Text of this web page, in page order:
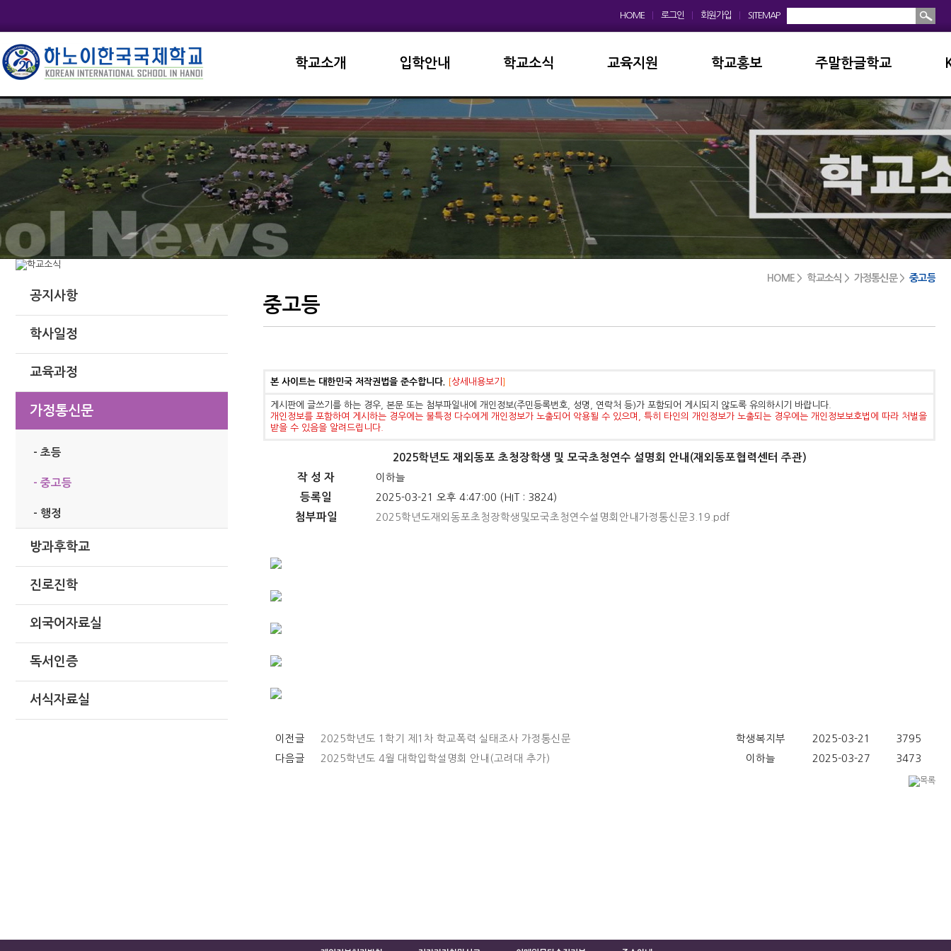
HOME 로그인 회원가입 SITEMAP
학교소개
교직원인사
학교상징
학교연혁
학교교육목표
학교현황
입학안내
중고등학교
학교소식
공지사항
학사일정
교육과정
가정통신문
방과후학교
외국어자료실
교육지원
이사회
학교운영위원회
학부모회
학교발전기금
학교홍보
학교앨범
홍보동영상
보도자료
디지털선도학교
주말한글학교
소개및현황
공지사항
입학안내
학교앨범
서식자료실
공지사항
학사일정
교육과정
가정통신문
- 초등
- 중고등
- 행정
방과후학교
진로진학
외국어자료실
독서인증
서식자료실
HOME > 학교소식 > 가정통신문 >중고등
중고등
본 사이트는 대한민국 저작권법을 준수합니다. [상세내용보기 ]
게시판에 글쓰기를 하는 경우, 본문 또는 첨부파일내에 개인정보(주민등록번호, 성명, 연락처 등)가 포함되어 게시되지 않도록 유의하시기 바랍니다.
개인정보를 포함하여 게시하는 경우에는 불특정 다수에게 개인정보가 노출되어 악용될 수 있으며, 특히 타인의 개인정보가 노출되는 경우에는 개인정보보호법에 따라 처벌을
받을 수 있음을 알려드립니다.
2025학년도 재외동포 초청장학생 및 모국초청연수 설명회 안내(재외동포협력센터 주관)
작 성 자
이하늘
등록일 2025-03-21 오후 4:47:00 (HIT : 3824)
첨부파일 2025학년도재외동포초청장학생및모국초청연수설명회안내가정통신문3.19.pdf
이전글 2025학년도 1학기 제1차 학교폭력 실태조사 가정통신문 학생복지부 2025-03-21
3795
다음글
2025학년도 4월 대학입학설명회 안내(고려대 추가) 이하늘 2025-03-27 3473